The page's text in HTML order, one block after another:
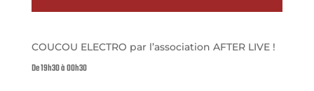
COUCOU ELECTRO par l’association AFTER LIVE !
De 19h30 à 00h30